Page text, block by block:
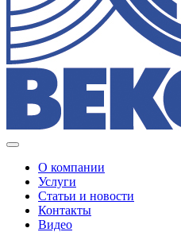
О компании
Услуги
Статьи и новости
Контакты
Видео